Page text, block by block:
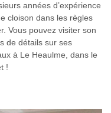
années d’expérience
cloison dans les règles
Vous pouvez visiter son
de détails sur ses
à Le Heaulme, dans le
!